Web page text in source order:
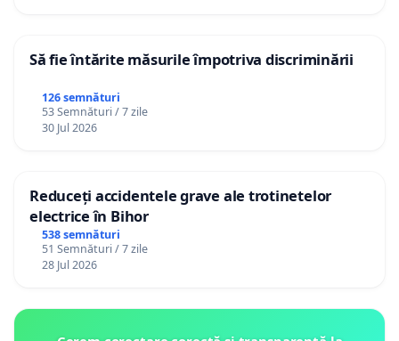
Să fie întărite măsurile împotriva discriminării
126 semnături
53 Semnături / 7 zile
30 Jul 2026
Reduceți accidentele grave ale trotinetelor
electrice în Bihor
538 semnături
51 Semnături / 7 zile
28 Jul 2026